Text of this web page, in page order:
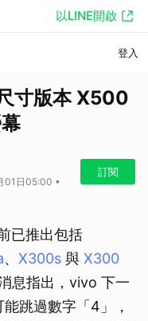
以LINE開啟
登入
寸版本 X500
01日05:00 •
訂閱
已推出包括
、 X300s 與 X300
息指出，vivo 下一
跳過數字「4」，